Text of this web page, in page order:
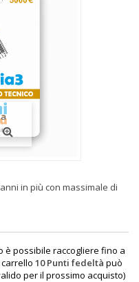
in più con massimale di
è possibile raccogliere fino a
10Punti fedeltà può
per il prossimo acquisto)